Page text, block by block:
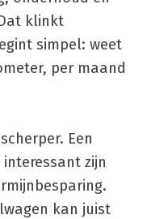
klinkt
simpel: weet
per maand
Een
zijn
kan juist